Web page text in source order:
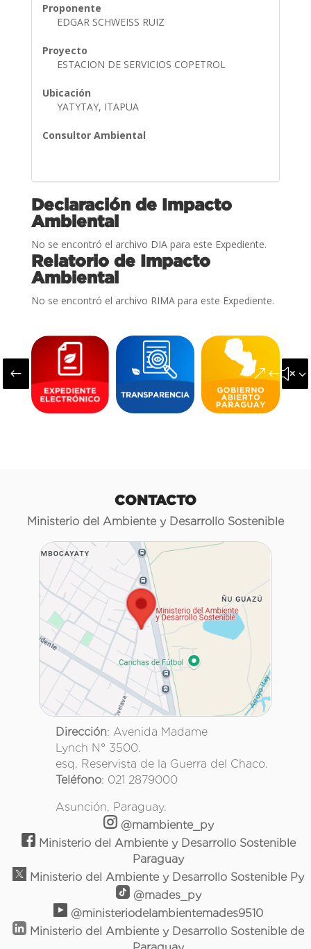
Proponente
EDGAR SCHWEISS RUIZ
Proyecto
ESTACION DE SERVICIOS COPETROL
Ubicación
YATYTAY, ITAPUA
Consultor Ambiental
Declaración de Impacto
Ambiental
No se encontró el archivo DIA para este Expediente.
Relatorio de Impacto
Ambiental
No se encontró el archivo RIMA para este Expediente.
#
CONTACTO
Ministerio del Ambiente y Desarrollo Sostenible
Dirección: Avenida Madame
Lynch N° 3500.
esq. Reservista de la Guerra del Chaco.
Teléfono: 021 2879000
Asunción, Paraguay.
@mambiente_py
Ministerio del Ambiente y Desarrollo Sostenible
Paraguay
Ministerio del Ambiente y Desarrollo Sostenible Py
@mades_py
@ministeriodelambientemades9510
Ministerio del Ambiente y Desarrollo Sostenible de